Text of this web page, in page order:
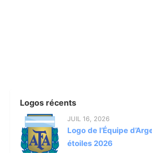
Logos récents
JUIL 16, 2026
Logo de l’Équipe
étoiles 2026